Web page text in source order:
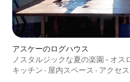
アスケーのログハウス
ノスタルジックな夏の楽園 - オス
キッチン · 屋内スペース · アクセス